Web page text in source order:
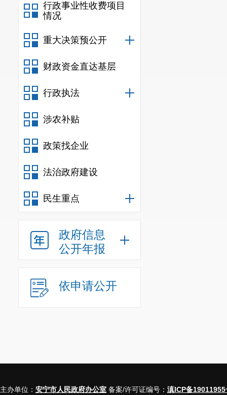
行政事业性收费项目
情况
重大决策预公开
财政资金直达基层
行政执法
涉农补贴
政策找企业
法治政府建设
民生重点
政府信息
公开年报
依申请公开
主办单位： 安宁市人民政府办公室 备案/许可证编号： 滇ICP备